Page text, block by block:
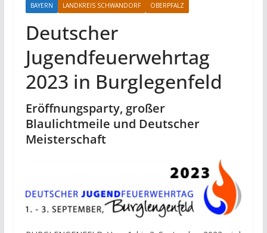
BAYERN LANDKREIS SCHWANDORF OBERPFALZ
Deutscher
Jugendfeuerwehrtag
2023 in Burglegenfeld
Eröffnungsparty, großer
Blaulichtmeile und Deutscher
Meisterschaft